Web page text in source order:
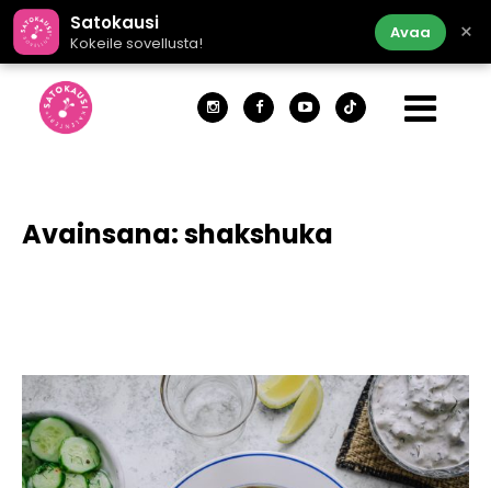
Satokausi
Kokeile sovellusta!
Avaa ×
Avainsana:shakshuka